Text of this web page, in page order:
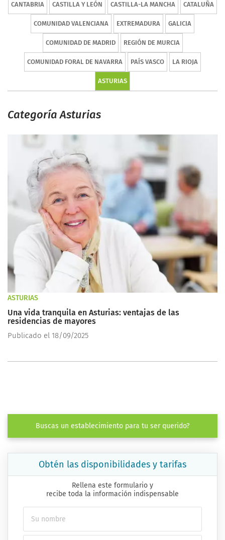
CANTABRIA CASTILLA Y LEÓN CASTILLA-LA MANCHA CATALUÑA
COMUNIDAD VALENCIANA EXTREMADURA GALICIA
COMUNIDAD DE MADRID REGIÓN DE MURCIA
COMUNIDAD FORAL DE NAVARRA PAÍS VASCO LA RIOJA
ASTURIAS
Categoría Asturias
ASTURIAS
Una vida tranquila en Asturias: ventajas de las
residencias de mayores
Publicado el 18/09/2025
Buscas un establecimiento para tu ser querido?
Obtén las disponibilidades y tarifas
Rellena este formulario y
recibe toda la información indispensable